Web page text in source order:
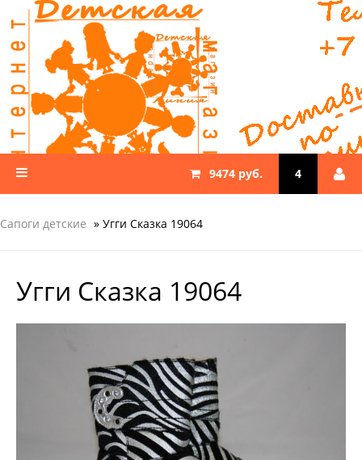
4
9474 руб.
Сапоги детские » Угги Сказка 19064
Угги Сказка 19064